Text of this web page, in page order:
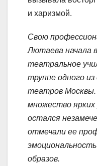
и харизмой.
Свою
Лютаева начала
театральное
труппе одного
театров Москвы.
множество
остался
отмечали ее
образов.